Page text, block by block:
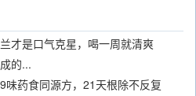
才是口气克星，喝一周就清爽
的...
药食同源方，21天根除不反复